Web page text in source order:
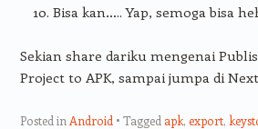
Bisa kan….. Yap, semoga bisa
Sekian share dariku mengenai
Project to APK, sampai jumpa di
Posted in Android Tagged apk, export,